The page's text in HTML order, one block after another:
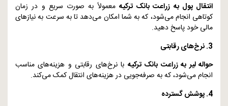
انتقال پول به زراعت بانک ترکیه معمولاً به صورت سریع و در زمان
کوتاهی انجام می‌شود، که به شما امکان می‌دهد تا به سرعت به نیازهای
مالی خود پاسخ دهید.
3. نرخ‌های رقابتی
حواله لیر به زراعت بانک ترکیه با نرخ‌های رقابتی و هزینه‌های مناسب
انجام می‌شود، که به صرفه‌جویی در هزینه‌های انتقال کمک می‌کند.
4. پوشش گسترده